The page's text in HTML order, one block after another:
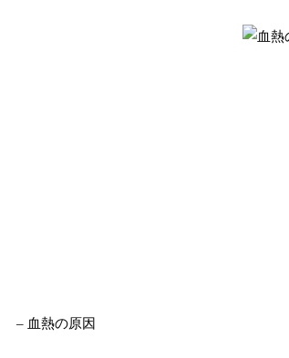
– 血熱の原因